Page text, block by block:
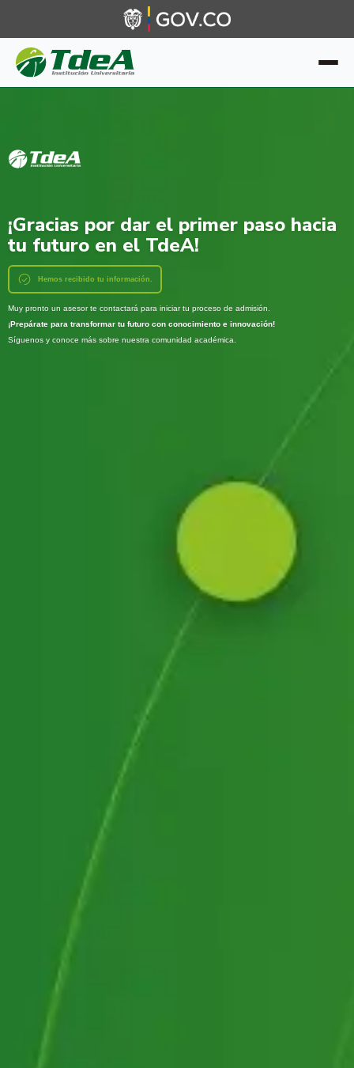
¡Gracias por dar el primer paso hacia
tu futuro en el TdeA!
Hemos recibido tu información.
Muy pronto un asesor te contactará para iniciar tu proceso de admisión.
¡Prepárate para transformar tu futuro con conocimiento e innovación!
Síguenos y conoce más sobre nuestra comunidad académica.